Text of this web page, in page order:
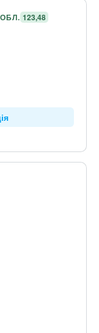
123,48